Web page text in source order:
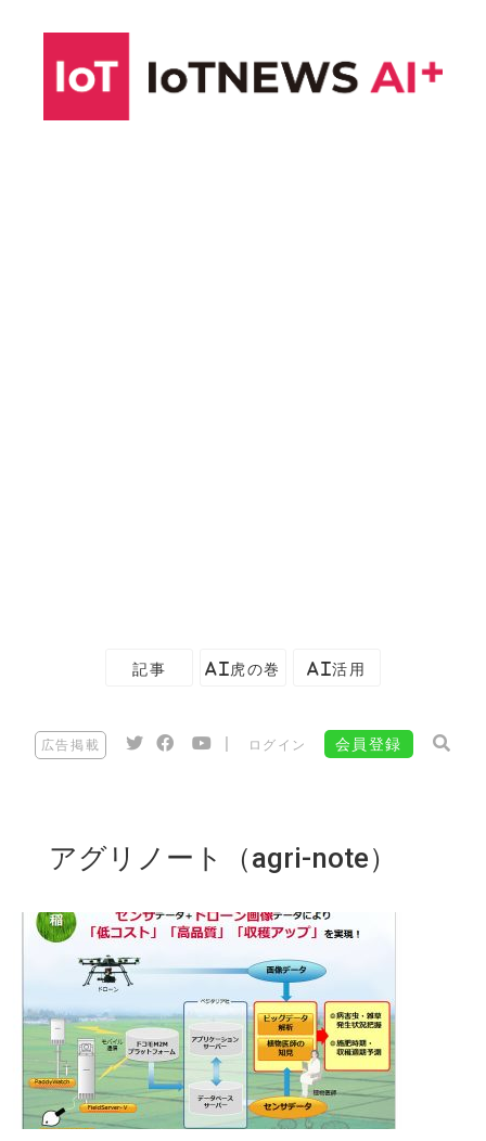
記事 AI虎の巻 AI活用
広告掲載 ログイン 会員登録
アグリノート（agri-note）